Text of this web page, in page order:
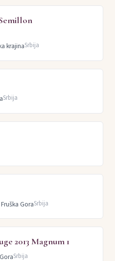
krajinaSrbija
Srbija
Fruška GoraSrbija
2013 Magnum 1
Srbija